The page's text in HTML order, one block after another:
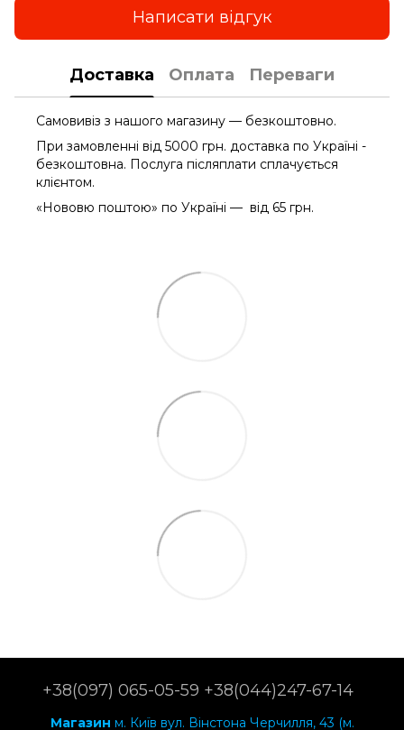
Написати відгук
Доставка Оплата Переваги
Самовивіз з нашого магазину — безкоштовно.
При замовленні від 5000 грн. доставка по Україні -
безкоштовна. Послуга післяплати сплачується
клієнтом.
«Нововю поштою» по Україні — від 65 грн.
+38(097) 065-05-59 +38(044)247-67-14
Магазин м. Київ вул. Вінстона Черчилля, 43 (м.